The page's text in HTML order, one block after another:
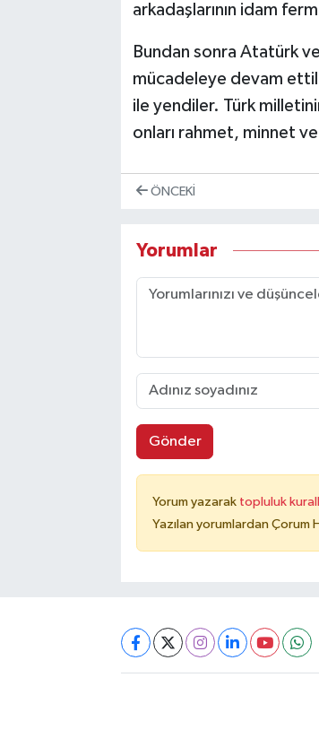
arkadaşlarının idam
Bundan sonra Atatürk
mücadeleye devam
ile yendiler. Türk
onları rahmet, minnet
ÖNCEKI
Yorumlar
Gönder
Yorum yazarak topluluk
Yazılan yorumlardan